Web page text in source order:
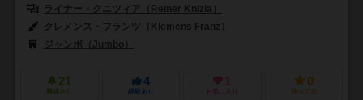
ライナー・クニツィア（Reiner Knizia）
クレメンス・フランツ（Klemens Franz）
ジャンボ（Jumbo）
21
興味あり
4
経験あり
1
お気に入り
0
持ってる